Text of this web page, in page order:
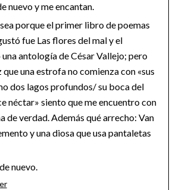
nuevo y me encantan.
porque el primer libro de poemas
fue Las flores del mal y el
una antología de César Vallejo; pero
que una estrofa no comienza con «sus
dos lagos profundos/ su boca del
néctar» siento que me encuentro con
de verdad. Además qué arrecho: Van
y una diosa que usa pantaletas
nuevo.